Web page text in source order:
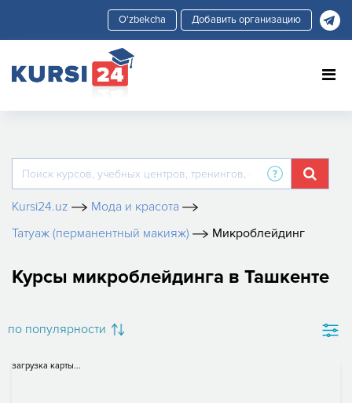
Добавить организацию
Kursi24.uz
Мода и красота
Татуаж (перманентный макияж)
Микроблейдинг
Курсы микроблейдинга в Ташкенте
по популярности
загрузка карты...